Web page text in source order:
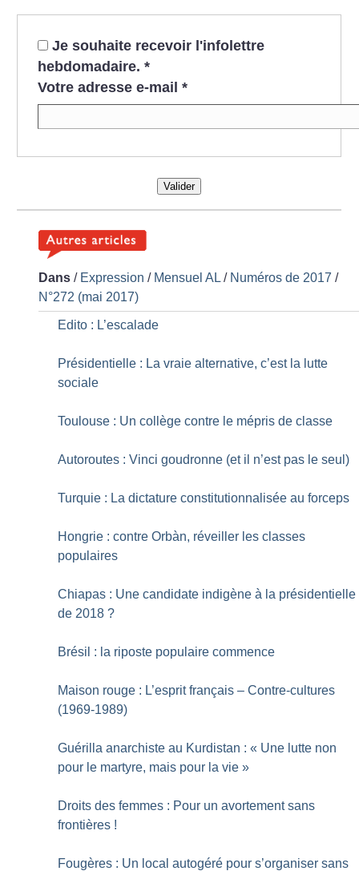
Je souhaite recevoir l'infolettre
hebdomadaire. *
Votre adresse e-mail *
Valider
Dans / Expression / Mensuel AL / Numéros de 2017 /
N°272 (mai 2017)
Edito : L’escalade
Présidentielle : La vraie alternative, c’est la lutte
sociale
Toulouse : Un collège contre le mépris de classe
Autoroutes : Vinci goudronne (et il n’est pas le seul)
Turquie : La dictature constitutionnalisée au forceps
Hongrie : contre Orbàn, réveiller les classes
populaires
Chiapas : Une candidate indigène à la présidentielle
de 2018 ?
Brésil : la riposte populaire commence
Maison rouge : L’esprit français – Contre-cultures
(1969-1989)
Guérilla anarchiste au Kurdistan : « Une lutte non
pour le martyre, mais pour la vie »
Droits des femmes : Pour un avortement sans
frontières !
Fougères : Un local autogéré pour s’organiser sans